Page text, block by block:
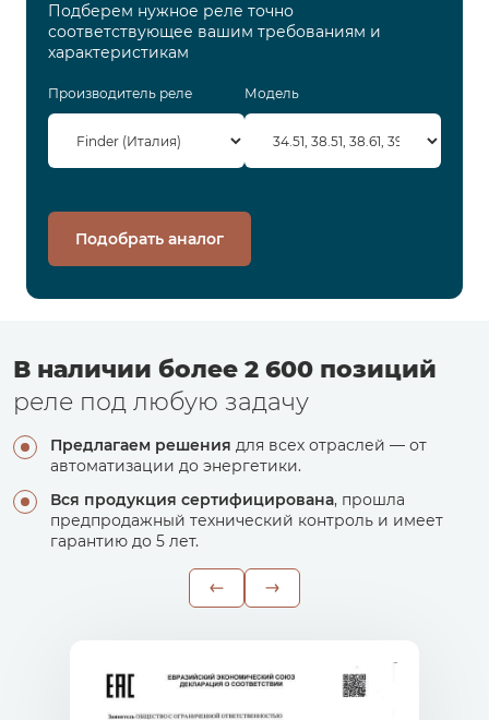
Подберем нужное реле точно
соответствующее вашим требованиям и
характеристикам
Производитель реле Модель
Подобрать аналог
В наличии более 2 600 позиций
реле под любую задачу
Предлагаем решения для всех отраслей — от
автоматизации до энергетики.
Вся продукция сертифицирована, прошла
предпродажный технический контроль и имеет
гарантию до 5 лет.